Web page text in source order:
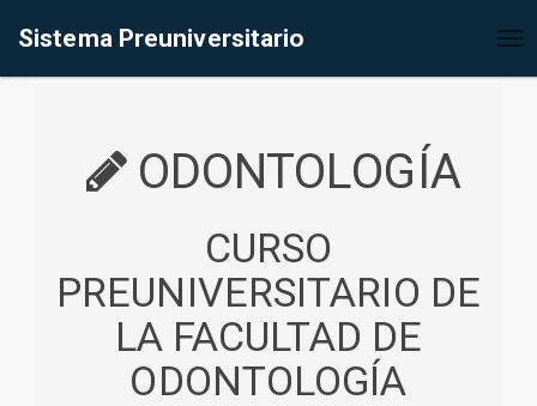
Sistema Preuniversitario
ODONTOLOGÍA
CURSO
PREUNIVERSITARIO DE
LA FACULTAD DE
ODONTOLOGÍA